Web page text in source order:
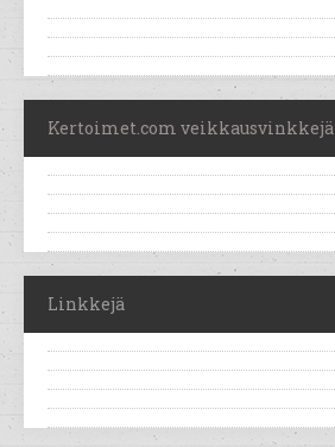
Kertoimet.com veikkausvinkkejä
Linkkejä